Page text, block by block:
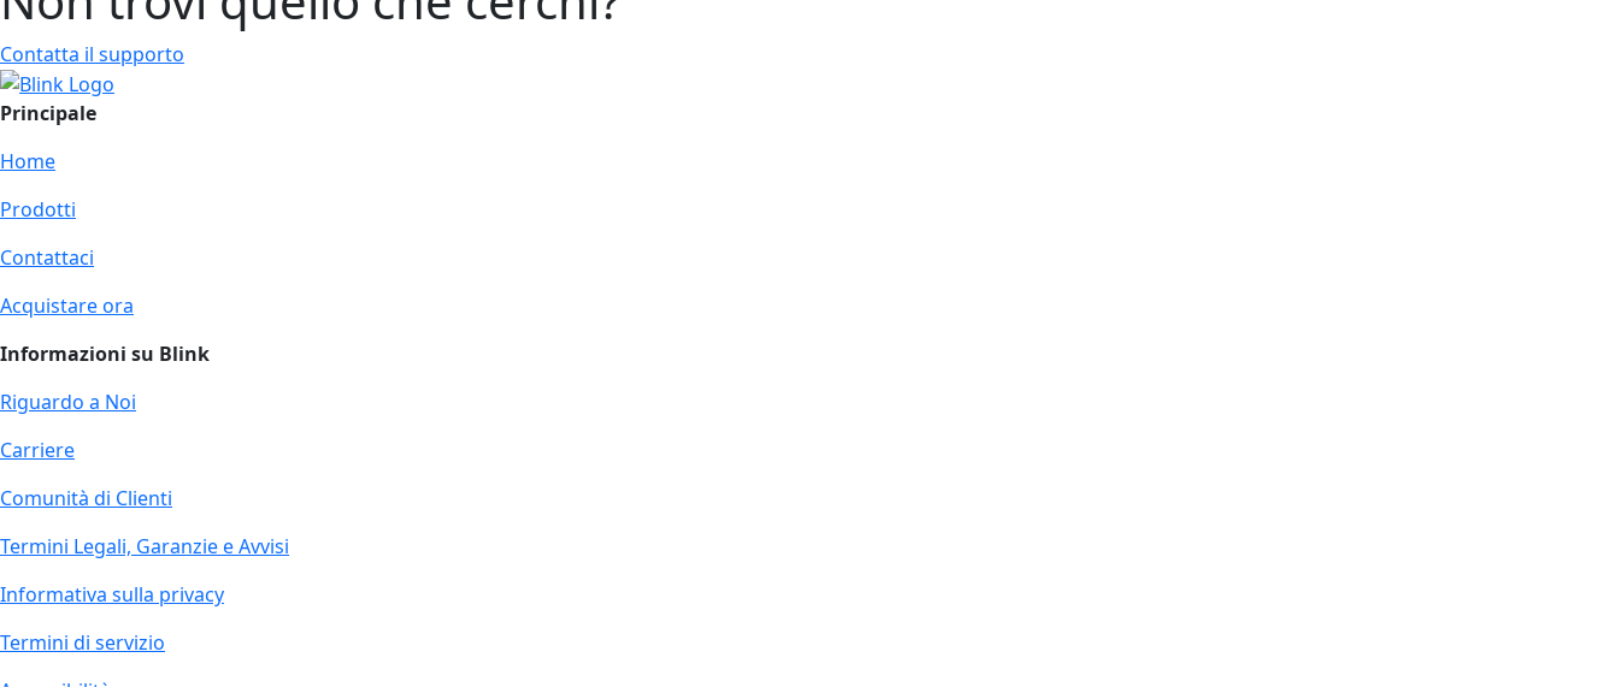
Contatta il supporto
Principale
Home
Prodotti
Contattaci
Acquistare ora
Informazioni su Blink
Riguardo a Noi
Carriere
Comunità di Clienti
Termini Legali, Garanzie e Avvisi
Informativa sulla privacy
Termini di servizio